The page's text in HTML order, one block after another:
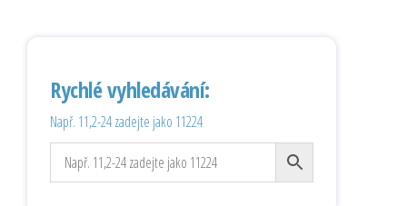
Rychlé vyhledávání:
Např. 11,2-24 zadejte jako 11224